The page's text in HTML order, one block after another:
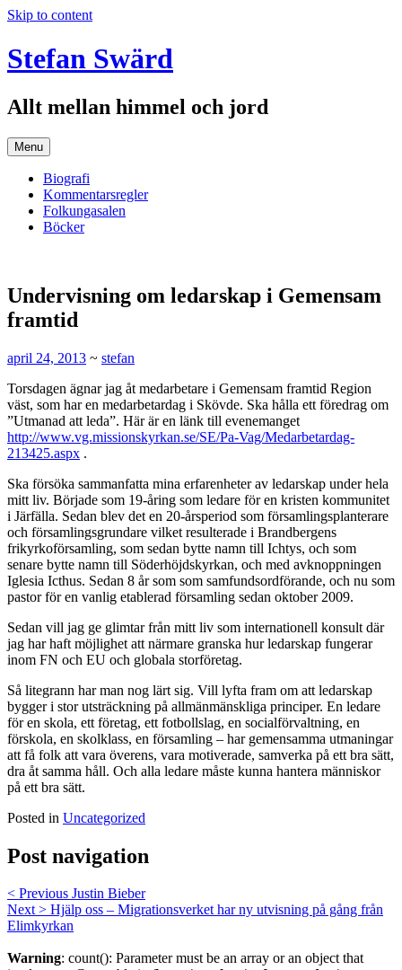
Skip to content
Stefan Swärd
Allt mellan himmel och jord
Menu
Biografi
Kommentarsregler
Folkungasalen
Böcker
Undervisning om ledarskap i Gemensam
framtid
april 24, 2013 ~ stefan
Torsdagen ägnar jag åt medarbetare i Gemensam framtid Region
väst, som har en medarbetardag i Skövde. Ska hålla ett föredrag om
”Utmanad att leda”. Här är en länk till evenemanget
http://www.vg.missionskyrkan.se/SE/Pa-Vag/Medarbetardag-
213425.aspx .
Ska försöka sammanfatta mina erfarenheter av ledarskap under hela
mitt liv. Började som 19-åring som ledare för en kristen kommunitet
i Järfälla. Sedan blev det en 20-årsperiod som församlingsplanterare
och församlingsgrundare vilket resulterade i Brandbergens
frikyrkoförsamling, som sedan bytte namn till Ichtys, och som
senare bytte namn till Söderhöjdskyrkan, och med avknoppningen
Iglesia Icthus. Sedan 8 år som som samfundsordförande, och nu som
pastor för en vanlig etablerad församling sedan oktober 2009.
Sedan vill jag ge glimtar från mitt liv som internationell konsult där
jag har haft möjlighet att närmare granska hur ledarskap fungerar
inom FN och EU och globala storföretag.
Så litegrann har man nog lärt sig. Vill lyfta fram om att ledarskap
bygger i stor utsträckning på allmänmänskliga principer. En ledare
för en skola, ett företag, ett fotbollslag, en socialförvaltning, en
förskola, en skolklass, en församling – har gemensamma utmaningar
att få folk att vara överens, vara motiverade, samverka på ett bra sätt,
dra åt samma håll. Och alla ledare måste kunna hantera människor
på ett bra sätt.
Posted in Uncategorized
Post navigation
< Previous Justin Bieber
Next > Hjälp oss – Migrationsverket har ny utvisning på gång från
Elimkyrkan
Warning: count(): Parameter must be an array or an object that